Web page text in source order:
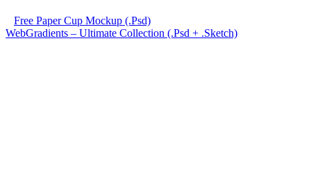
Free Paper Cup Mockup (.Psd)
WebGradients – Ultimate Collection (.Psd + .Sketch)